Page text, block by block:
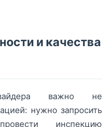
и качества
важно не
нужно запросить
инспекцию